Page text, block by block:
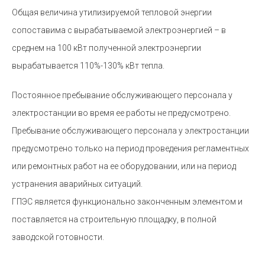
Общая величина утилизируемой тепловой энергии
сопоставима с вырабатываемой электроэнергией – в
среднем на 100 кВт полученной электроэнергии
вырабатывается 110%-130% кВт тепла.
Постоянное пребывание обслуживающего персонала у
электростанции во время ее работы не предусмотрено.
Пребывание обслуживающего персонала у электростанции
предусмотрено только на период проведения регламентных
или ремонтных работ на ее оборудовании, или на период
устранения аварийных ситуаций.
ГПЭС является функционально законченным элементом и
поставляется на строительную площадку, в полной
заводской готовности.